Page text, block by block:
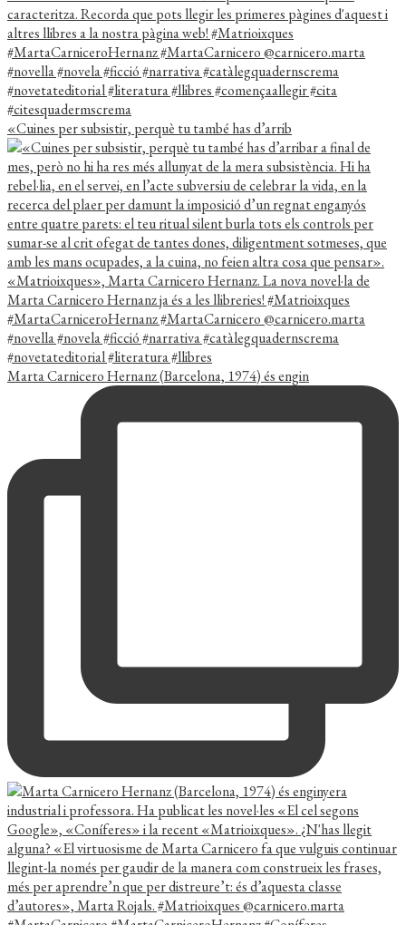
«Cuines per subsistir, perquè tu també has d’arrib
Marta Carnicero Hernanz (Barcelona, 1974) és engin